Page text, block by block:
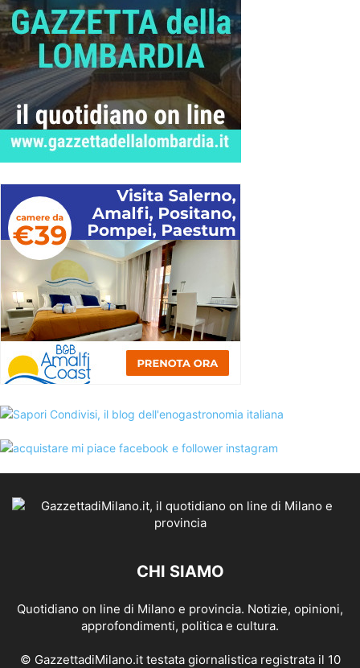
CHI SIAMO
Quotidiano on line di Milano e provincia. Notizie, opinioni,
approfondimenti, politica e cultura.
© GazzettadiMilano.it testata giornalistica registrata il 10